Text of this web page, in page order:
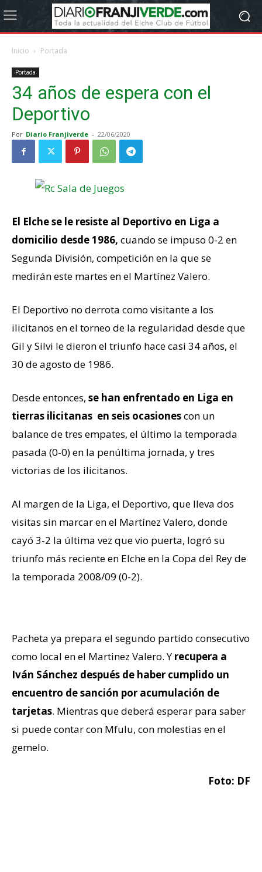
Inicio Portada
Portada
34 años de espera con el
Deportivo
Por Diario Franjiverde - 22/06/2020
El Elche se le resiste al Deportivo en Liga a
domicilio desde 1986, cuando se impuso 0-2 en
Segunda División, competición en la que se
medirán este martes en el Martínez Valero.
El Deportivo no derrota como visitante a los
ilicitanos en el torneo de la regularidad desde que
Gil y Silvi le dieron el triunfo hace casi 34 años, el
30 de agosto de 1986.
Desde entonces, se han enfrentado en Liga en
tierras ilicitanas en seis ocasionescon un
balance de tres empates, el último la temporada
pasada (0-0) en la penúltima jornada, y tres
victorias de los ilicitanos.
Al margen de la Liga, el Deportivo, que lleva dos
visitas sin marcar en el Martínez Valero, donde
cayó 3-2 la última vez que vio puerta, logró su
triunfo más reciente en Elche en la Copa del Rey de
la temporada 2008/09 (0-2).
Pacheta ya prepara el segundo partido consecutivo
como local en el Martinez Valero. Y recupera a
Iván Sánchez después de haber cumplido un
encuentro de sanción por acumulación de
tarjetas. Mientras que deberá esperar para saber
si puede contar con Mfulu, con molestias en el
gemelo.
Foto: DF